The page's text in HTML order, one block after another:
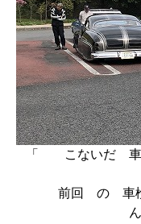
「 こないだ 車
前回 の 車検